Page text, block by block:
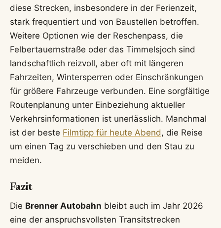
diese Strecken, insbesondere in der Ferienzeit,
stark frequentiert und von Baustellen betroffen.
Weitere Optionen wie der Reschenpass, die
Felbertauernstraße oder das Timmelsjoch sind
landschaftlich reizvoll, aber oft mit längeren
Fahrzeiten, Wintersperren oder Einschränkungen
für größere Fahrzeuge verbunden. Eine sorgfältige
Routenplanung unter Einbeziehung aktueller
Verkehrsinformationen ist unerlässlich. Manchmal
ist der beste Filmtipp für heute Abend, die Reise
um einen Tag zu verschieben und den Stau zu
meiden.
Fazit
Die Brenner Autobahn bleibt auch im Jahr 2026
eine der anspruchsvollsten Transitstrecken